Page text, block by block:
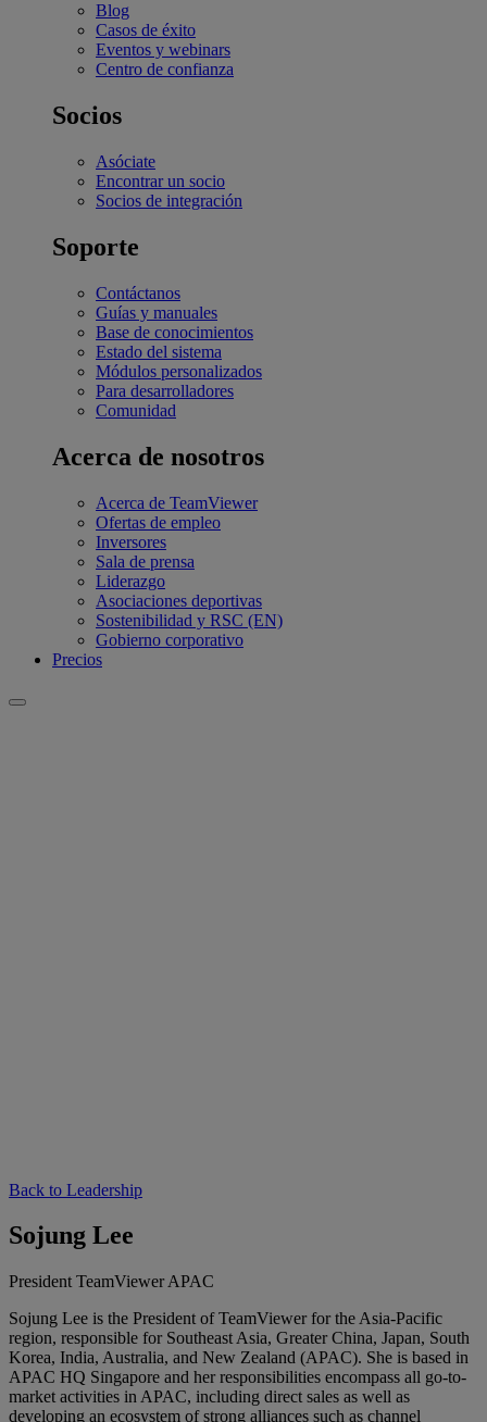
Blog
Casos de éxito
Eventos y webinars
Centro de confianza
Socios
Asóciate
Encontrar un socio
Socios de integración
Soporte
Contáctanos
Guías y manuales
Base de conocimientos
Estado del sistema
Módulos personalizados
Para desarrolladores
Comunidad
Acerca de nosotros
Acerca de TeamViewer
Ofertas de empleo
Inversores
Sala de prensa
Liderazgo
Asociaciones deportivas
Sostenibilidad y RSC (EN)
Gobierno corporativo
Precios
Back to Leadership
Sojung Lee
President TeamViewer APAC
Sojung Lee is the President of TeamViewer for the Asia-Pacific
region, responsible for Southeast Asia, Greater China, Japan, South
Korea, India, Australia, and New Zealand (APAC). She is based in
APAC HQ Singapore and her responsibilities encompass all go-to-
market activities in APAC, including direct sales as well as
developing an ecosystem of strong alliances such as channel